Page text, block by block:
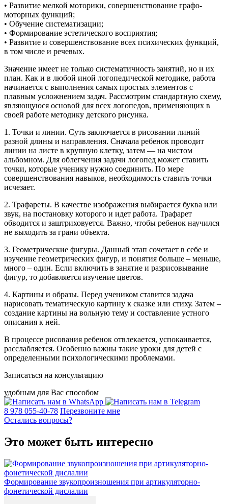
• Развитие мелкой моторики, совершенствование графо-
моторных функций;
• Обучение систематизации;
• Формирование эстетического восприятия;
• Развитие и совершенствование всех психических функций,
в том числе и речевых.
Значение имеет не только систематичность занятий, но и их
план. Как и в любой иной логопедической методике, работа
начинается с выполнения самых простых элементов с
плавным усложнением задач. Рассмотрим стандартную схему,
являющуюся основой для всех логопедов, применяющих в
своей работе методику детского рисунка.
1. Точки и линии. Суть заключается в рисовании линий
разной длины и направления. Сначала ребенок проводит
линии на листе в крупную клетку, затем — на чистом
альбомном. Для облегчения задачи логопед может ставить
точки, которые ученику нужно соединить. По мере
совершенствования навыков, необходимость ставить точки
исчезает.
2. Трафареты. В качестве изображения выбирается буква или
звук, на постановку которого и идет работа. Трафарет
обводится и заштриховуется. Важно, чтобы ребенок научился
не выходить за грани объекта.
3. Геометрические фигуры. Данный этап сочетает в себе и
изучение геометрических фигур, и понятия больше – меньше,
много – один. Если включить в занятие и разрисовывание
фигур, то добавляется изучение цветов.
4. Картины и образы. Перед учеником ставится задача
нарисовать тематическую картину к сказке или стиху. Затем –
создание картины на вольную тему и составление устного
описания к ней.
В процессе рисования ребенок отвлекается, успокаивается,
расслабляется. Особенно важны такие уроки для детей с
определенными психологическими проблемами.
Записаться на консультацию
удобным для Вас способом
8 978 055-40-78 Перезвоните мне
Остались вопросы?
Это может быть интересно
Формирование звукопроизношения при артикуляторно-
фонетической дислалии